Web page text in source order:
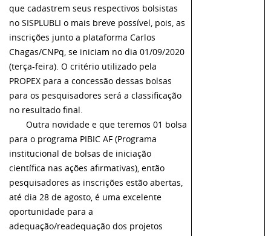
que cadastrem seus respectivos bolsistas
no SISPLUBLI o mais breve possível, pois, as
inscrições junto a plataforma Carlos
Chagas/CNPq, se iniciam no dia 01/09/2020
(terça-feira). O critério utilizado pela
PROPEX para a concessão dessas bolsas
para os pesquisadores será a classificação
no resultado final.
Outra novidade e que teremos 01 bolsa
para o programa PIBIC AF (Programa
institucional de bolsas de iniciação
científica nas ações afirmativas), então
pesquisadores as inscrições estão abertas,
até dia 28 de agosto, é uma excelente
oportunidade para a
adequação/readequação dos projetos